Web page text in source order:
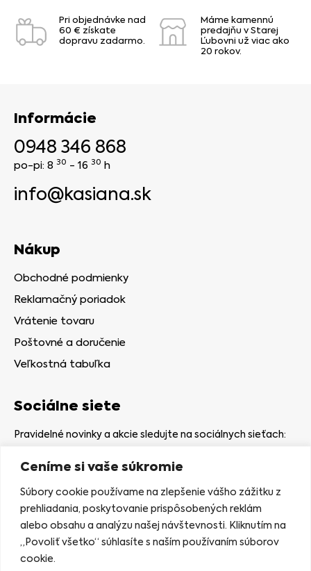
Ceníme si vaše súkromie
Súbory cookie používame na zlepšenie vášho zážitku z
prehliadania, poskytovanie prispôsobených reklám
alebo obsahu a analýzu našej návštevnosti. Kliknutím na
„Povoliť všetko“ súhlasíte s naším používaním súborov
cookie.
Pri objednávke nad
60 € získate
dopravu zadarmo.
Máme kamennú
predajňu v Starej
Ľubovni už viac ako
20 rokov.
Informácie
0948 346 868
po-pi: 8 30 - 16 30 h
info@kasiana.sk
Nákup
Obchodné podmienky
Reklamačný poriadok
Vrátenie tovaru
Poštovné a doručenie
Veľkostná tabuľka
Sociálne siete
Pravidelné novinky a akcie sledujte na sociálnych sieťach:
Kamenná predajňa
Nám. gen. Štefaníka 7